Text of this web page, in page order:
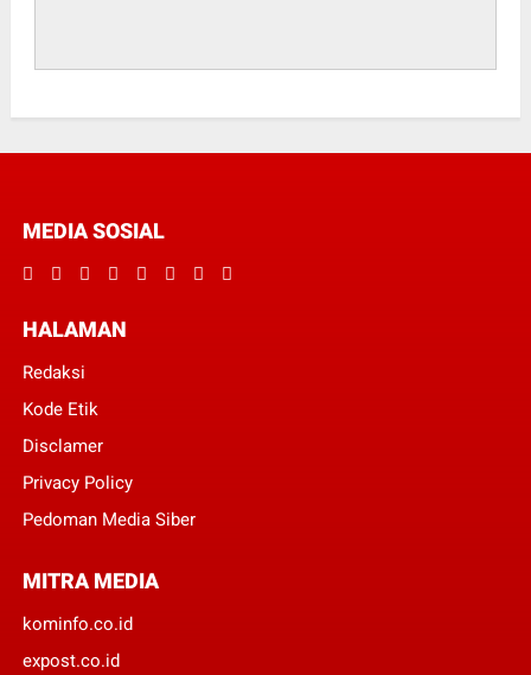
MEDIA SOSIAL
HALAMAN
Redaksi
Kode Etik
Disclamer
Privacy Policy
Pedoman Media Siber
MITRA MEDIA
kominfo.co.id
expost.co.id